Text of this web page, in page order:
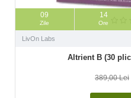
09
Zile
14
Ore
LivOn Labs
Altrient B (30
389,00 Lei